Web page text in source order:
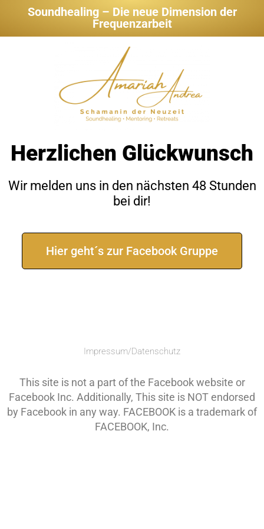
Soundhealing – Die neue Dimension der
Frequenzarbeit
Herzlichen Glückwunsch
Wir melden uns in den nächsten 48 Stunden
bei dir!
Hier geht´s zur Facebook Gruppe
Impressum/Datenschutz
This site is not a part of the Facebook website or
Facebook Inc. Additionally, This site is NOT endorsed
by Facebook in any way. FACEBOOK is a trademark of
FACEBOOK, Inc.